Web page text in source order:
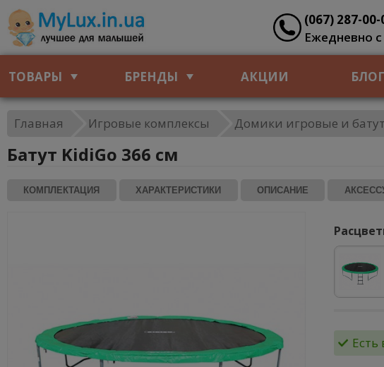
(067) 287-00-
Ежедневно
ТОВАРЫ БРЕНДЫ АКЦИИ
Главная Игровые комплексы Домики игровые и
Батут KidiGo 366 см
КОМПЛЕКТАЦИЯ ХАРАКТЕРИСТИКИ ОПИСАНИЕ